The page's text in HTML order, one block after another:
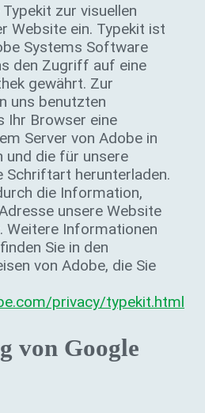
zur visuellen
Website ein. Typekit ist
Systems Software
den Zugriff auf eine
gewährt. Zur
uns benutzten
Ihr Browser eine
Server von Adobe in
und die für unsere
Schriftart herunterladen.
die Information,
unsere Website
Weitere Informationen
Sie in den
von Adobe, die Sie
privacy/typekit.html
von Google